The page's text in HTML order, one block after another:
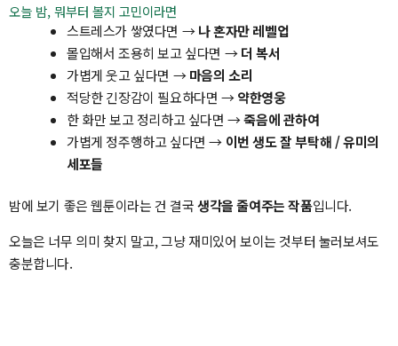
오늘 밤, 뭐부터 볼지 고민이라면
스트레스가 쌓였다면 →나 혼자만 레벨업
몰입해서 조용히 보고 싶다면 →더 복서
가볍게 웃고 싶다면 →마음의 소리
적당한 긴장감이 필요하다면 →약한영웅
한 화만 보고 정리하고 싶다면 →죽음에 관하여
가볍게 정주행하고 싶다면 → 이번 생도 잘 부탁해 / 유미의
세포들
밤에 보기 좋은 웹툰이라는 건 결국생각을 줄여주는 작품입니다.
오늘은 너무 의미 찾지 말고, 그냥 재미있어 보이는 것부터 눌러보셔도
충분합니다.